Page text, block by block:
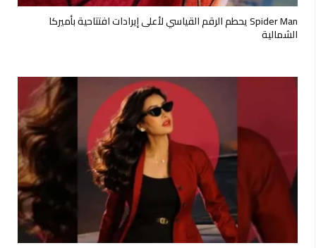
Spider Man يحطم الرقم القياسي لأعلى إيرادات افتتاحية بأميركا
الشمالية